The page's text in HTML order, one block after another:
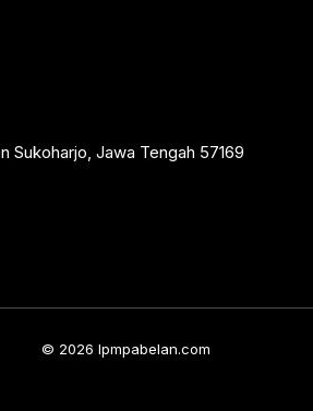
Sukoharjo, Jawa Tengah 57169
© 2026 lpmpabelan.com